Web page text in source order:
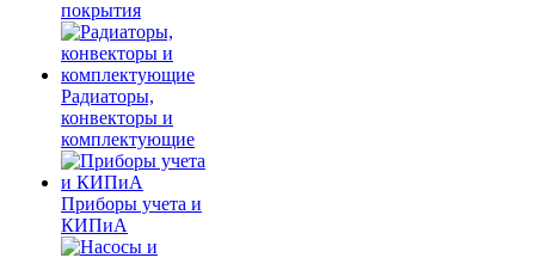
покрытия
Радиаторы,
конвекторы и
комплектующие
Приборы учета и
КИПиА